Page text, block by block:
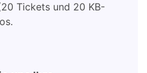
Tickets und 20 KB-